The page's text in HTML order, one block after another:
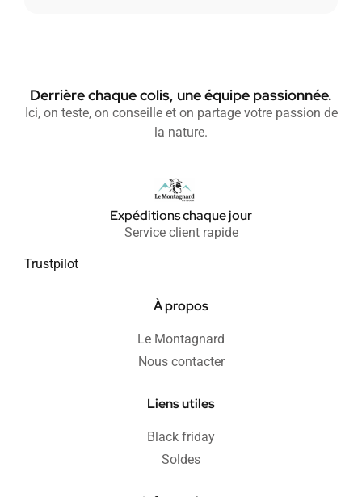
Derrière chaque colis, une équipe passionnée.
Ici, on teste, on conseille et on partage votre passion de
la nature.
Expéditions chaque jour
Service client rapide
Trustpilot
À propos
Le Montagnard
Nous contacter
Liens utiles
Black friday
Soldes